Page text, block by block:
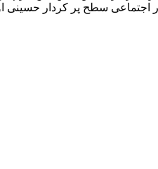
سطح پر کردار حسینی